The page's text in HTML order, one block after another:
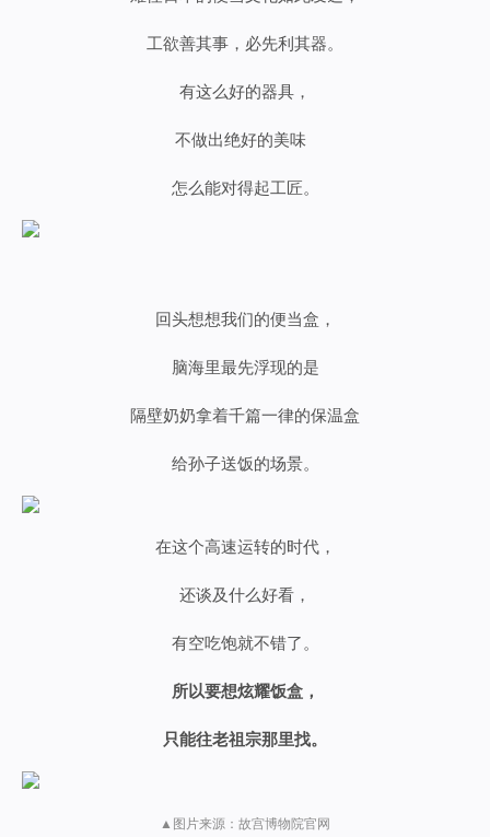
工欲善其事，必先利其器。
有这么好的器具，
不做出绝好的美味
怎么能对得起工匠。
回头想想我们的便当盒，
脑海里最先浮现的是
隔壁奶奶拿着千篇一律的保温盒
给孙子送饭的场景。
在这个高速运转的时代，
还谈及什么好看，
有空吃饱就不错了。
所以要想炫耀饭盒，
只能往老祖宗那里找。
▲图片来源：故宫博物院官网